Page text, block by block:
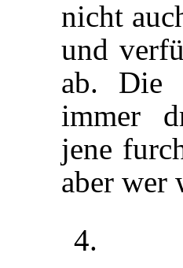
nicht
und
ab. Die
immer
jene
aber wer
4.